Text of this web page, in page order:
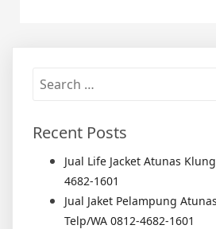
Search
Recent Posts
Jual Life Jacket Atunas
4682-1601
Jual Jaket Pelampung
Telp/WA 0812-4682-1601